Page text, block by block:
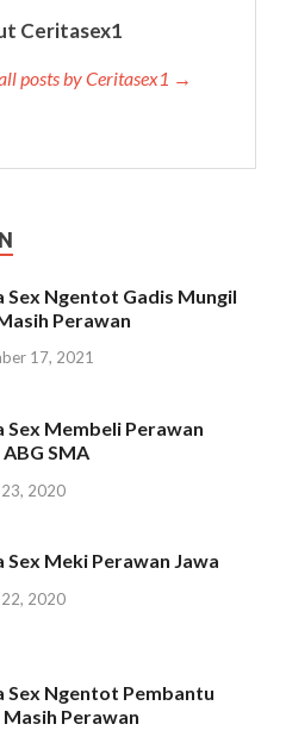
Ceritasex1
posts by Ceritasex1 →
Sex Ngentot Gadis Mungil
Perawan
17, 2021
Sex Membeli Perawan
SMA
2020
Sex Meki Perawan Jawa
2020
Sex Ngentot Pembantu
Perawan